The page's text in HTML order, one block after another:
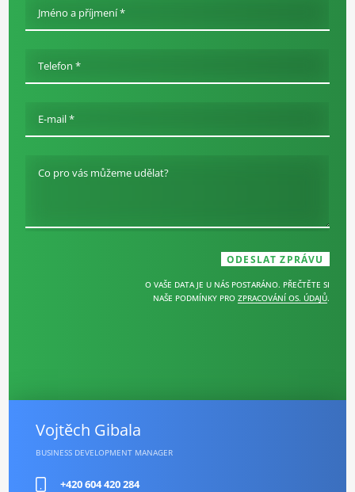
Jméno a příjmení *
Telefon *
E-mail *
Co pro vás můžeme udělat?
O VAŠE DATA JE U NÁS POSTARÁNO. PŘEČTĚTE SI
NAŠE PODMÍNKY PRO ZPRACOVÁNÍ OS. ÚDAJŮ.
Vojtěch Gibala
BUSINESS DEVELOPMENT MANAGER
+420 604 420 284